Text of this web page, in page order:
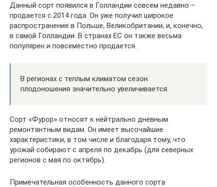
Данный сорт появился в Голландии совсем недавно –
продается с 2014 года. Он уже получил широкое
распространение в Польше, Великобритании, и, конечно,
в самой Голландии. В странах ЕС он также весьма
популярен и повсеместно продается.
В регионах с теплым климатом сезон
плодоношения значительно увеличивается.
Сорт «Фурор» относят к нейтрально дневным
ремонтантным видам. Он имеет высочайшие
характеристики, в том числе и благодаря тому, что
урожай собирают с апреля по декабрь (для северных
регионов с мая по октябрь).
Примечательная особенность данного сорта